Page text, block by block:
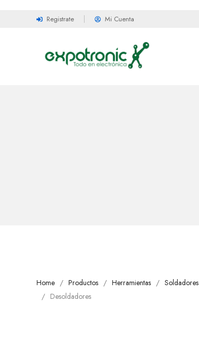
Registrate Mi Cuenta
Home Productos Herramientas
Soldadores
Desoldadores